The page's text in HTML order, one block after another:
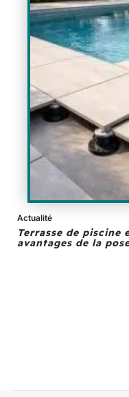
Actualité
Terrasse de piscine
avantages de la